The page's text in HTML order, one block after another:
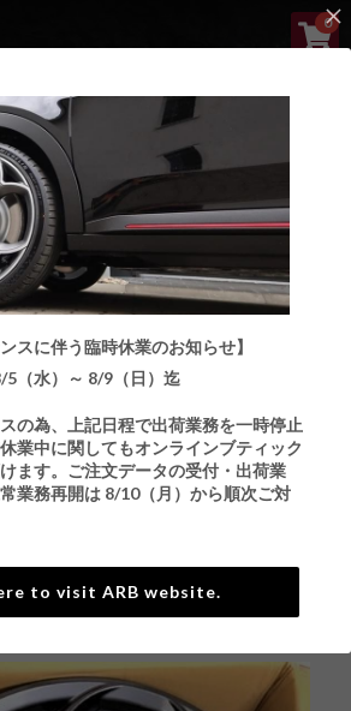
| ITALIAN
BOUTIQUE
Parts and Accessories Boutique
0
×
トアカテゴリー
リー
スに伴う臨時休業のお知らせ】
5（水）～ 8/9（日）迄
の為、上記日程で出荷業務を一時停止
業中に関してもオンラインブティック
ます。ご注文データの受付・出荷業
業務再開は 8/10（月）から順次ご対
to visit ARB website.